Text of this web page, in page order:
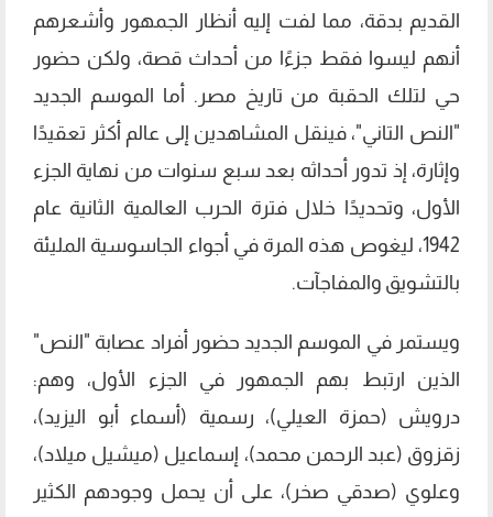
القديم بدقة، مما لفت إليه أنظار الجمهور وأشعرهم
أنهم ليسوا فقط جزءًا من أحداث قصة، ولكن حضور
حي لتلك الحقبة من تاريخ مصر. أما الموسم الجديد
"النص التاني"، فينقل المشاهدين إلى عالم أكثر تعقيدًا
وإثارة، إذ تدور أحداثه بعد سبع سنوات من نهاية الجزء
الأول، وتحديدًا خلال فترة الحرب العالمية الثانية عام
1942، ليغوص هذه المرة في أجواء الجاسوسية المليئة
بالتشويق والمفاجآت.
ويستمر في الموسم الجديد حضور أفراد عصابة "النص"
الذين ارتبط بهم الجمهور في الجزء الأول، وهم:
درويش (حمزة العيلي)، رسمية (أسماء أبو اليزيد)،
زقزوق (عبد الرحمن محمد)، إسماعيل (ميشيل ميلاد)،
وعلوي (صدقي صخر)، على أن يحمل وجودهم الكثير